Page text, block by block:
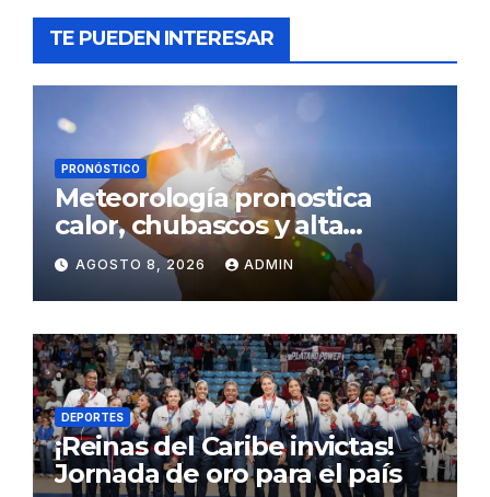
TE PUEDEN INTERESAR
PRONÓSTICO
Meteorología pronostica
calor, chubascos y alta
concentración de polvo del
Sahara para este sábado
AGOSTO 8, 2026 ADMIN
DEPORTES
¡Reinas del Caribe invictas!
Jornada de oro para el país